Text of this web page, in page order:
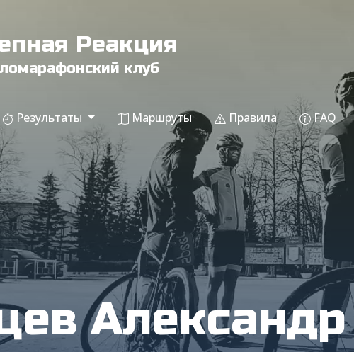
Реакция
клуб
Результаты Маршруты Правила FAQ
Александр